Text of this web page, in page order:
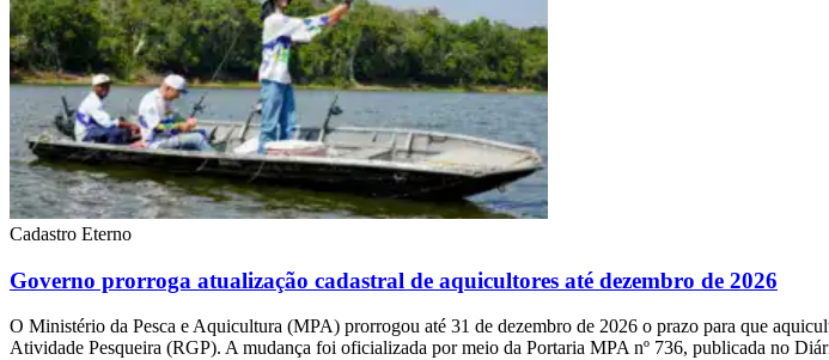
Cadastro Eterno
Governo prorroga atualização cadastral de aquicultores até dezembro de 2026
O Ministério da Pesca e Aquicultura (MPA) prorrogou até 31 de dezembro de 2026 o prazo para que
Atividade Pesqueira (RGP). A mudança foi oficializada por meio da Portaria MPA nº 736, publicada no